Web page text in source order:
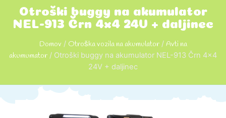
Otroški buggy na akumulator
NEL-913 Črn 4x4 24V + daljinec
Domov/ Otroška vozila na akumulator/ Avti na
akumumator / Otroški buggy na akumulator NEL-913 Črn 4×4
24V + daljinec